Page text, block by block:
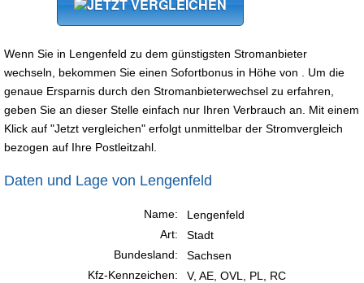
Wenn Sie in Lengenfeld zu dem günstigsten Stromanbieter
wechseln, bekommen Sie einen Sofortbonus in Höhe von . Um die
genaue Ersparnis durch den Stromanbieterwechsel zu erfahren,
geben Sie an dieser Stelle einfach nur Ihren Verbrauch an. Mit einem
Klick auf "Jetzt vergleichen" erfolgt unmittelbar der Stromvergleich
bezogen auf Ihre Postleitzahl.
Daten und Lage von Lengenfeld
Name:
Lengenfeld
Art:
Stadt
Bundesland:
Sachsen
Kfz-Kennzeichen:
V, AE, OVL, PL, RC